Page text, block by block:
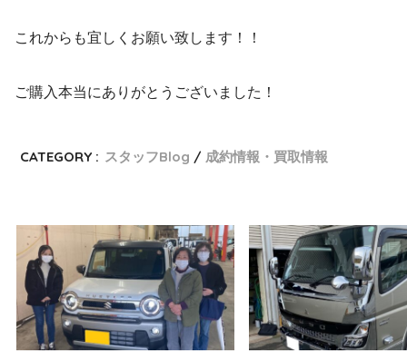
これからも宜しくお願い致します！！
ご購入本当にありがとうございました！
CATEGORY : スタッフBlog 成約情報・買取情報